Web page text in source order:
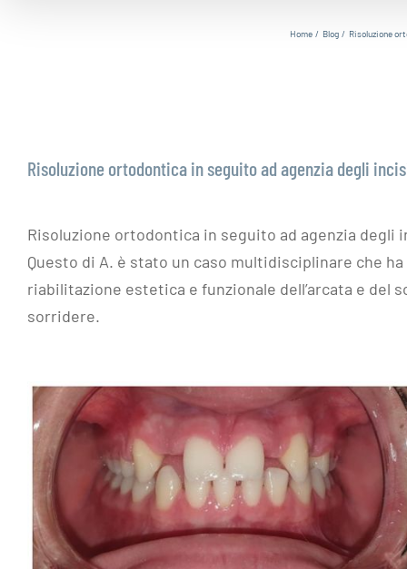
Home Blog Risoluzione
Risoluzione ortodontica in seguito ad agenzia degli
Risoluzione ortodontica in seguito ad agenzia degli
Questo di A. è stato un caso multidisciplinare che
riabilitazione estetica e funzionale dell’arcata e del
sorridere.